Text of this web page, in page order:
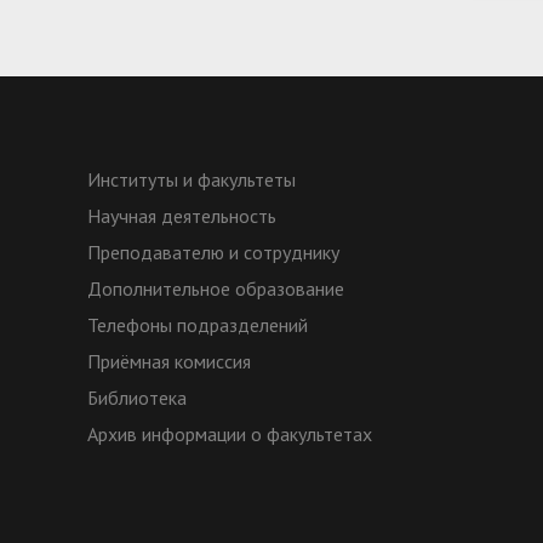
Институты и факультеты
Научная деятельность
Преподавателю и сотруднику
Дополнительное образование
Телефоны подразделений
Приёмная комиссия
Библиотека
Архив информации о факультетах